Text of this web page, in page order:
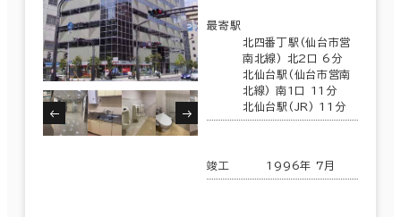
最寄駅
北四番丁駅(仙台市営
南北線) 北2口 6分
北仙台駅(仙台市営南
北線) 南1口 11分
北仙台駅(JR) 11分
竣工 1996年 7月